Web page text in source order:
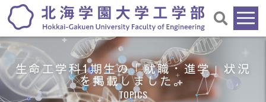
生命工学科1期生の「就職・進学」状況
を掲載しました。
TOPICS